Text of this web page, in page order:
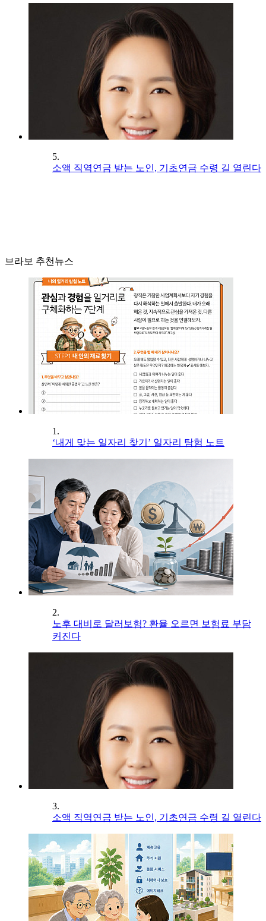
5.
소액 직역연금 받는 노인, 기초연금 수령 길 열린다
브라보 추천뉴스
1.
‘내게 맞는 일자리 찾기’ 일자리 탐험 노트
2.
노후 대비로 달러보험? 환율 오르면 보험료 부담
커진다
3.
소액 직역연금 받는 노인, 기초연금 수령 길 열린다